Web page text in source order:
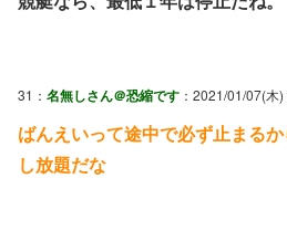
31： 名無しさん＠恐縮です ：2021/01/07(木
ばんえいって途中で必ず止まる
し放題だな